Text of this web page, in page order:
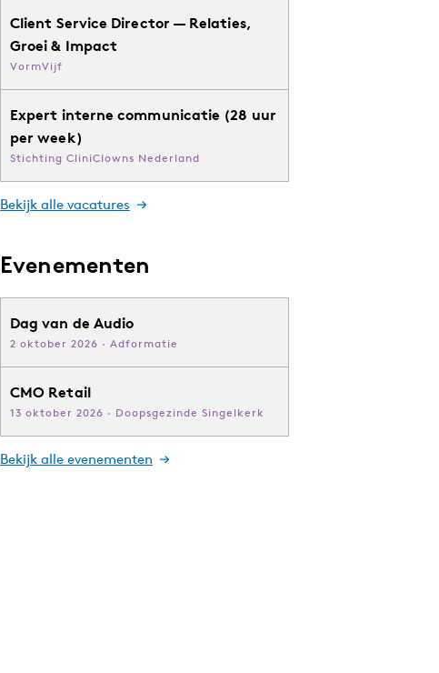
Client Service Director — Relaties,
Groei & Impact
VormVijf
Expert interne communicatie (28 uur
per week)
Stichting CliniClowns Nederland
Bekijk alle vacatures
Evenementen
Dag van de Audio
2 oktober 2026 · Adformatie
CMO Retail
13 oktober 2026 · Doopsgezinde Singelkerk
Bekijk alle evenementen